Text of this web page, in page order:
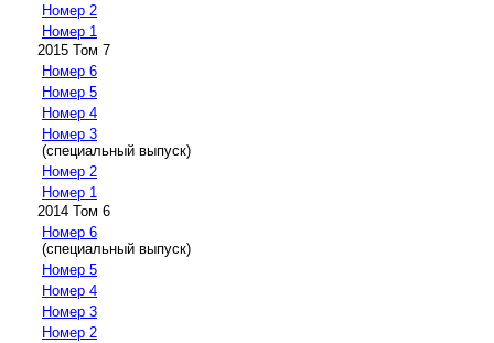
Номер 2
Номер 1
2015 Том 7
Номер 6
Номер 5
Номер 4
Номер 3
(специальный выпуск)
Номер 2
Номер 1
2014 Том 6
Номер 6
(специальный выпуск)
Номер 5
Номер 4
Номер 3
Номер 2